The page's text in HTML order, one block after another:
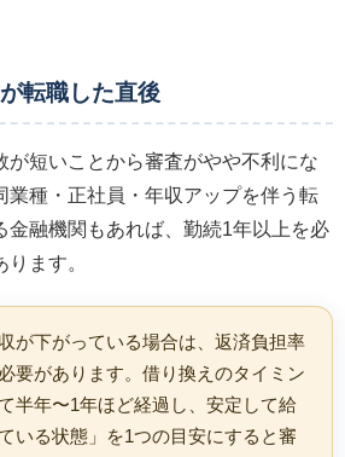
転職した直後
が短いことから審査がやや不利にな
業種・正社員・年収アップを伴う転
金融機関もあれば、勤続1年以上を必
ます。
が下がっている場合は、返済負担率
要があります。借り換えのタイミン
半年〜1年ほど経過し、安定して給
いる状態」を1つの目安にすると審